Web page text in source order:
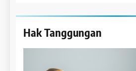
Hak Tanggungan